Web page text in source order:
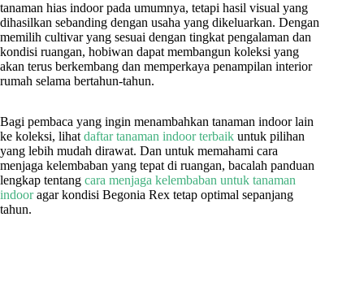
tanaman hias indoor pada umumnya, tetapi hasil visual yang
dihasilkan sebanding dengan usaha yang dikeluarkan. Dengan
memilih cultivar yang sesuai dengan tingkat pengalaman dan
kondisi ruangan, hobiwan dapat membangun koleksi yang
akan terus berkembang dan memperkaya penampilan interior
rumah selama bertahun-tahun.
Bagi pembaca yang ingin menambahkan tanaman indoor lain
ke koleksi, lihat daftar tanaman indoor terbaik untuk pilihan
yang lebih mudah dirawat. Dan untuk memahami cara
menjaga kelembaban yang tepat di ruangan, bacalah panduan
lengkap tentang cara menjaga kelembaban untuk tanaman
indooragar kondisi Begonia Rex tetap optimal sepanjang
tahun.